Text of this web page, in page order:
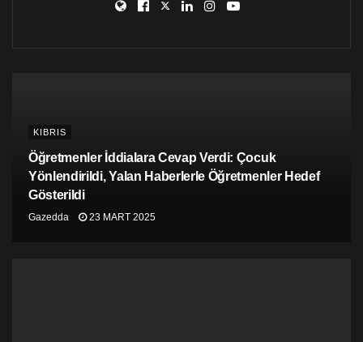
Kox, bölünmüş bir ülkenin tekrar birleşmesinin mümkün
KIBRIS
Öğretmenler İddialara Cevap Verdi: Çocuk
Yönlendirildi, Yalan Haberlerle Öğretmenler Hedef
Gösterildi
Gazedda 23 MART 2025